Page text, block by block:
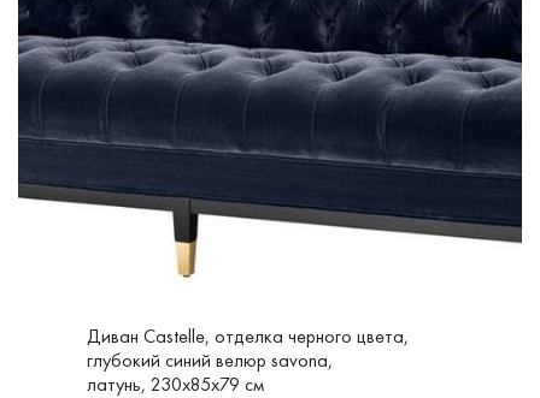
Диван Castelle, отделка черного цвета,
глубокий синий велюр savona,
латунь, 230x85x79 см